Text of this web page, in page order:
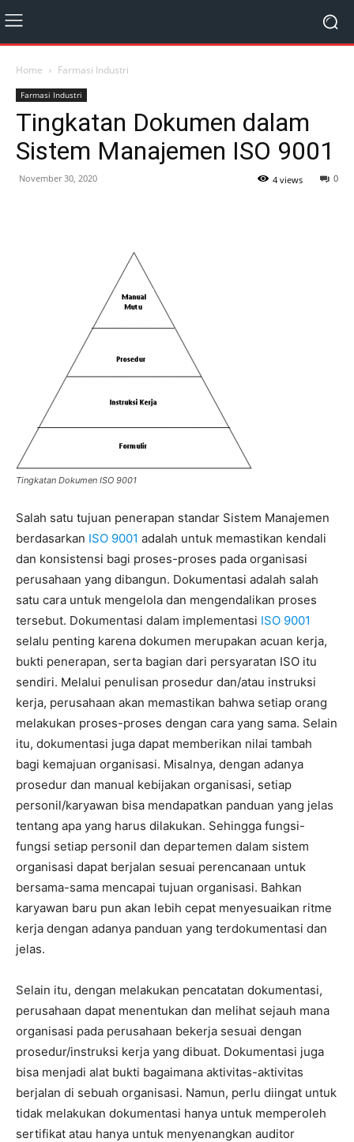
Home Farmasi Industri
Farmasi Industri
Tingkatan Dokumen dalam
Sistem Manajemen ISO 9001
November 30, 2020 0
4 views
Tingkatan Dokumen ISO 9001
Salah satu tujuan penerapan standar Sistem Manajemen
berdasarkan ISO 9001 adalah untuk memastikan kendali
dan konsistensi bagi proses-proses pada organisasi
perusahaan yang dibangun. Dokumentasi adalah salah
satu cara untuk mengelola dan mengendalikan proses
tersebut. Dokumentasi dalam implementasi ISO 9001
selalu penting karena dokumen merupakan acuan kerja,
bukti penerapan, serta bagian dari persyaratan ISO itu
sendiri. Melalui penulisan prosedur dan/atau instruksi
kerja, perusahaan akan memastikan bahwa setiap orang
melakukan proses-proses dengan cara yang sama. Selain
itu, dokumentasi juga dapat memberikan nilai tambah
bagi kemajuan organisasi. Misalnya, dengan adanya
prosedur dan manual kebijakan organisasi, setiap
personil/karyawan bisa mendapatkan panduan yang jelas
tentang apa yang harus dilakukan. Sehingga fungsi-
fungsi setiap personil dan departemen dalam sistem
organisasi dapat berjalan sesuai perencanaan untuk
bersama-sama mencapai tujuan organisasi. Bahkan
karyawan baru pun akan lebih cepat menyesuaikan ritme
kerja dengan adanya panduan yang terdokumentasi dan
jelas.
Selain itu, dengan melakukan pencatatan dokumentasi,
perusahaan dapat menentukan dan melihat sejauh mana
organisasi pada perusahaan bekerja sesuai dengan
prosedur/instruksi kerja yang dibuat. Dokumentasi juga
bisa menjadi alat bukti bagaimana aktivitas-aktivitas
berjalan di sebuah organisasi. Namun, perlu diingat untuk
tidak melakukan dokumentasi hanya untuk memperoleh
sertifikat atau hanya untuk menyenangkan auditor